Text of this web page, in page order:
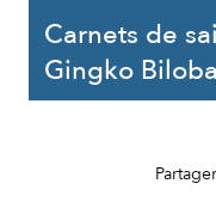
Carnets de
Gingko
Partager